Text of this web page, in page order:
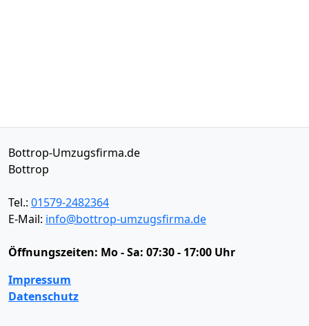
Bottrop-Umzugsfirma.de
Bottrop
Tel.: 01579-2482364
E-Mail: info@bottrop-umzugsfirma.de
Öffnungszeiten: Mo - Sa: 07:30 - 17:00 Uhr
Impressum
Datenschutz